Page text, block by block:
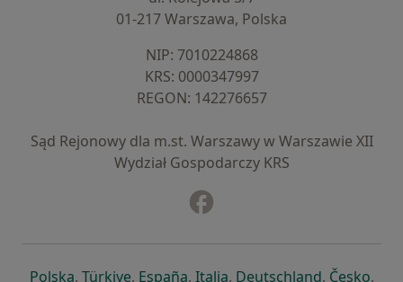
01-217 Warszawa, Polska
NIP: ⁠7010224868
KRS: ⁠0000347997
REGON: ⁠142276657
Sąd Rejonowy dla m.st. Warszawy w Warszawie XII
Wydział Gospodarczy KRS
Polskaotwiera się w nowej karcie
, Türkiyeotwiera się w nowej karcie
, Españaotwiera się w nowej karcie
, Italiaotwiera się w nowej
, Deutschlandotwiera się
, Česko,